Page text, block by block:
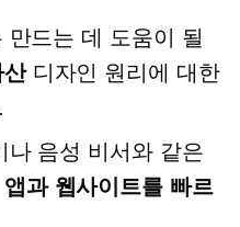
드는 데 도움이 될
디자인 원리에 대한
나 음성 비서와 같은
앱과 웹사이트를 빠르